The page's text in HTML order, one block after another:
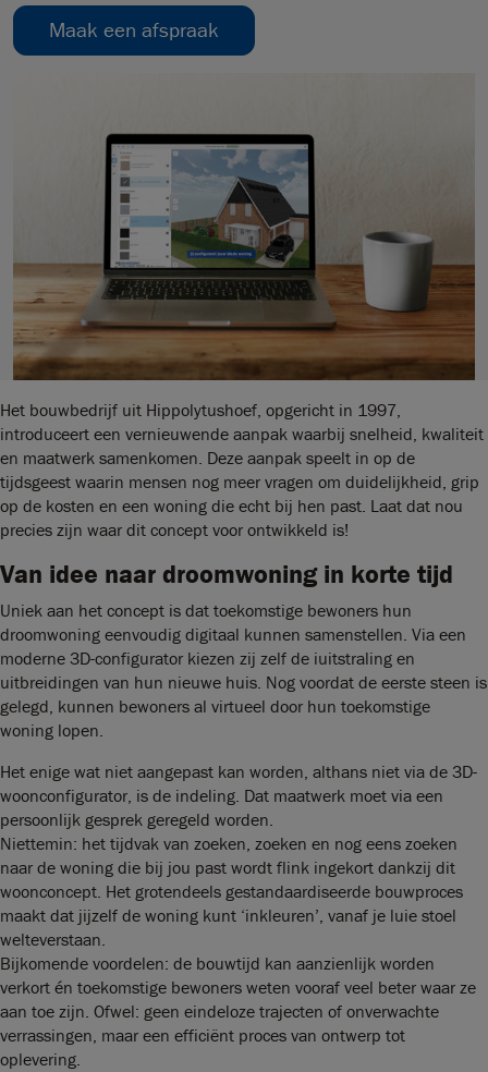
Maak een afspraak
Het bouwbedrijf uit Hippolytushoef, opgericht in 1997,
introduceert een vernieuwende aanpak waarbij snelheid, kwaliteit
en maatwerk samenkomen. Deze aanpak speelt in op de
tijdsgeest waarin mensen nog meer vragen om duidelijkheid, grip
op de kosten en een woning die echt bij hen past. Laat dat nou
precies zijn waar dit concept voor ontwikkeld is!
Van idee naar droomwoning in korte tijd
Uniek aan het concept is dat toekomstige bewoners hun
droomwoning eenvoudig digitaal kunnen samenstellen. Via een
moderne 3D-configurator kiezen zij zelf de iuitstraling en
uitbreidingen van hun nieuwe huis. Nog voordat de eerste steen is
gelegd, kunnen bewoners al virtueel door hun toekomstige
woning lopen.
Het enige wat niet aangepast kan worden, althans niet via de 3D-
woonconfigurator, is de indeling. Dat maatwerk moet via een
persoonlijk gesprek geregeld worden.
Niettemin: het tijdvak van zoeken, zoeken en nog eens zoeken
naar de woning die bij jou past wordt flink ingekort dankzij dit
woonconcept. Het grotendeels gestandaardiseerde bouwproces
maakt dat jijzelf de woning kunt ‘inkleuren’, vanaf je luie stoel
welteverstaan.
Bijkomende voordelen: de bouwtijd kan aanzienlijk worden
verkort én toekomstige bewoners weten vooraf veel beter waar ze
aan toe zijn. Ofwel: geen eindeloze trajecten of onverwachte
verrassingen, maar een efficiënt proces van ontwerp tot
oplevering.